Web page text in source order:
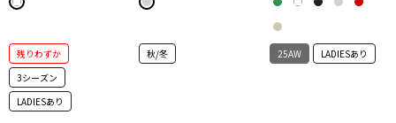
残りわずか
3シーズン
LADIESあり
秋/冬 25AW LADIESあり